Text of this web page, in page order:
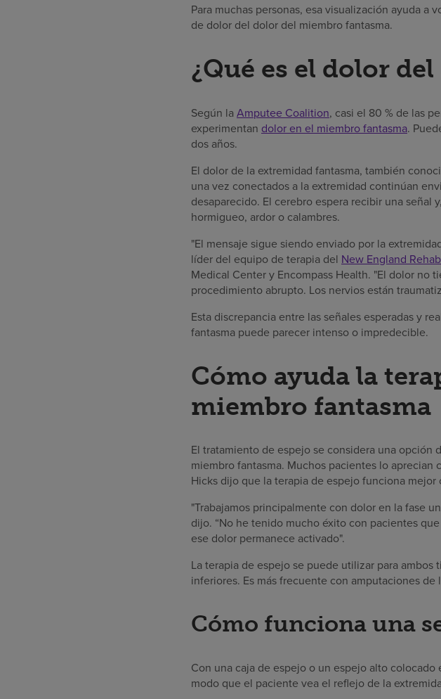
Para muchas personas, esa visualización ayuda a
de dolor del dolor del miembro fantasma.
¿Qué es el dolor
Según la Amputee Coalition, casi el 80 % de las
experimentan dolor en el miembro fantasma.
dos años.
El dolor de la extremidad fantasma, también
una vez conectados a la extremidad continúan
desaparecido. El cerebro espera recibir una
hormigueo, ardor o calambres.
"El mensaje sigue siendo enviado por la
líder del equipo de terapia del New England
Medical Center y Encompass Health. "El dolor no
procedimiento abrupto. Los nervios están
Esta discrepancia entre las señales esperadas y
fantasma puede parecer intenso o impredecible.
Cómo ayuda la
miembro fantasma
El tratamiento de espejo se considera una
miembro fantasma. Muchos pacientes lo
Hicks dijo que la terapia de espejo funciona
"Trabajamos principalmente con dolor en la fase
dijo. “No he tenido mucho éxito con pacientes
ese dolor permanece activado".
La terapia de espejo se puede utilizar para
inferiores. Es más frecuente con amputaciones de
Cómo funciona una
Con una caja de espejo o un espejo alto
modo que el paciente vea el reflejo de la